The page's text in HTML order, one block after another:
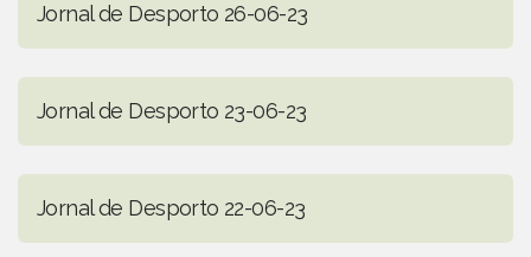
Jornal de Desporto 26-06-23
Jornal de Desporto 23-06-23
Jornal de Desporto 22-06-23